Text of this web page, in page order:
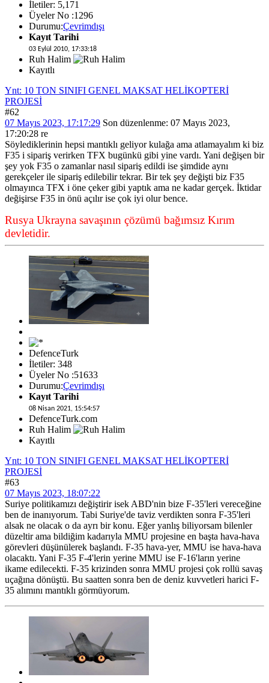
İletiler: 5,171
Üyeler No :1296
Durumu:Çevrimdışı
Kayıt Tarihi
03 Eylül 2010, 17:33:18
Ruh Halim
Kayıtlı
Ynt: 10 TON SINIFI GENEL MAKSAT HELİKOPTERİ
PROJESİ
#62
07 Mayıs 2023, 17:17:29 Son düzenlenme: 07 Mayıs 2023,
17:20:28 re
Söylediklerinin hepsi mantıklı geliyor kulağa ama atlamayalım ki biz
F35 i sipariş verirken TFX bugünkü gibi yine vardı. Yani değişen bir
şey yok F35 o zamanlar nasıl sipariş edildi ise şimdide aynı
gerekçeler ile sipariş edilebilir tekrar. Bir tek şey değişti biz F35
olmayınca TFX i öne çeker gibi yaptık ama ne kadar gerçek. İktidar
değişirse F35 in önü açılır ise çok iyi olur bence.
Rusya Ukrayna savaşının çözümü bağımsız Kırım
devletidir.
DefenceTurk
İletiler: 348
Üyeler No :51633
Durumu:Çevrimdışı
Kayıt Tarihi
08 Nisan 2021, 15:54:57
DefenceTurk.com
Ruh Halim
Kayıtlı
Ynt: 10 TON SINIFI GENEL MAKSAT HELİKOPTERİ
PROJESİ
#63
07 Mayıs 2023, 18:07:22
Suriye politikamızı değiştirir isek ABD'nin bize F-35'leri vereceğine
ben de inanıyorum. Tabi Suriye'de taviz verdikten sonra F-35'leri
alsak ne olacak o da ayrı bir konu. Eğer yanlış biliyorsam bilenler
düzeltir ama bildiğim kadarıyla MMU projesine en başta hava-hava
görevleri düşünülerek başlandı. F-35 hava-yer, MMU ise hava-hava
olacaktı. Yani F-35 F-4'lerin yerine MMU ise F-16'ların yerine
ikame edilecekti. F-35 krizinden sonra MMU projesi çok rollü savaş
uçağına dönüştü. Bu saatten sonra ben de deniz kuvvetleri harici F-
35 alımını mantıklı görmüyorum.